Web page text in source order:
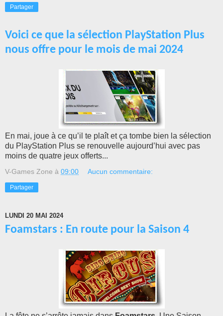
Partager
Voici ce que la sélection PlayStation Plus
nous offre pour le mois de mai 2024
En mai, joue à ce qu’il te plaît et ça tombe bien la sélection
du PlayStation Plus se renouvelle aujourd’hui avec pas
moins de quatre jeux offerts...
V-Games Zone à 09:00 Aucun commentaire:
Partager
LUNDI 20 MAI 2024
Foamstars : En route pour la Saison 4